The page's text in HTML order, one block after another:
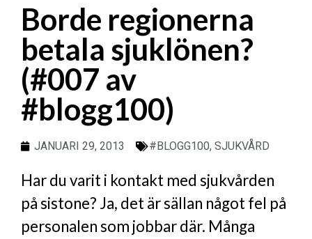
Borde regionerna
betala sjuklönen?
(#007 av
#blogg100)
JANUARI 29, 2013 #BLOGG100, SJUKVÅRD
Har du varit i kontakt med sjukvården
på sistone? Ja, det är sällan något fel på
personalen som jobbar där. Många